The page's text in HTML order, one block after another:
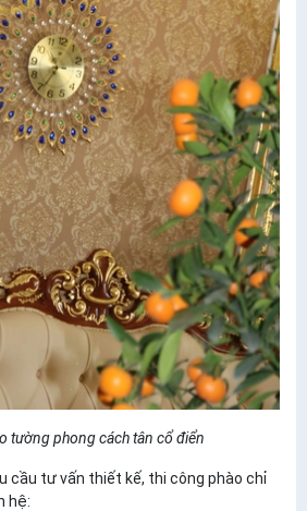
tường phong cách tân cổ điển
cầu tư vấn thiết kế, thi công phào chỉ
hệ: